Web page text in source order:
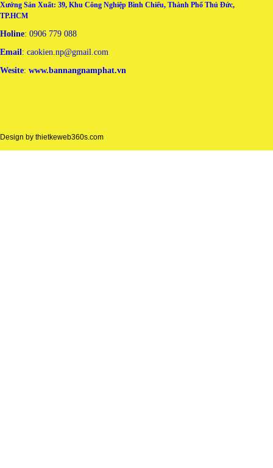
Xưởng Sản Xuất: 39, Khu Công Nghiệp Bình Chiểu, Thành Phố Thủ Đức,
TP.HCM
Holine: 0906 779 088
Email: caokien.np@gmail.com
Wesite: www.bannangnamphat.vn
Design by thietkeweb360s.com